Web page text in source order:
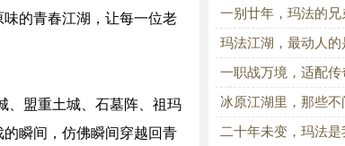
的青春江湖，让每一位老
、盟重土城、石墓阵、祖玛
瞬间，仿佛瞬间穿越回青
一别廿年，玛法的
玛法江湖，最动人
一职战万境，适配
神
冰原江湖里，那些
二十年未变，玛法